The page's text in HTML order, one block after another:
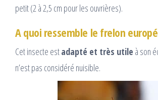
petit (2 à 2,5 cm pour les ouvrières).
A quoi ressemble le frelon
Cet insecte estadapté et très utile à son
n’est pas considéré nuisible.